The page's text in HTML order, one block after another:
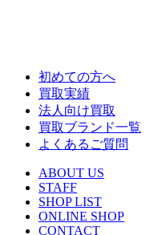
初めての方へ
買取実績
法人向け買取
買取ブランド一覧
よくあるご質問
ABOUT US
STAFF
SHOP LIST
ONLINE SHOP
CONTACT